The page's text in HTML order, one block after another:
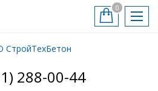
288-00-44
0